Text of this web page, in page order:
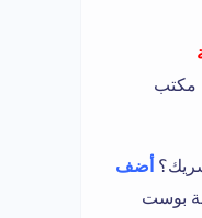
مكتب
أضف
بوست